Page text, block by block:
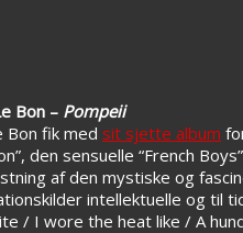
Bon – Pompeii
Bon fik med sit sjette album
den sensuelle “French
af den mystiske og
intellektuelle og til
/ I wore the heat like / A